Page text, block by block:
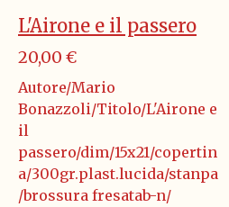
L'Airone e il passero
20,00 €
Autore/Mario
Bonazzoli/Titolo/L'Airone e
il
passero/dim/15x21/copertin
a/300gr.plast.lucida/stanpa
/brossura fresatab-n/